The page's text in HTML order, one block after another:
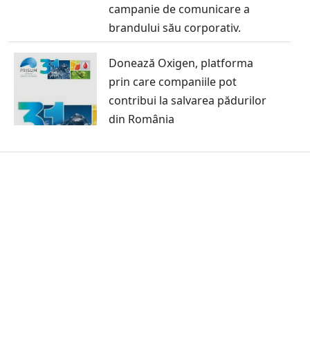
campanie de comunicare a
brandului său corporativ.
Donează Oxigen, platforma
prin care companiile pot
contribui la salvarea pădurilor
din România